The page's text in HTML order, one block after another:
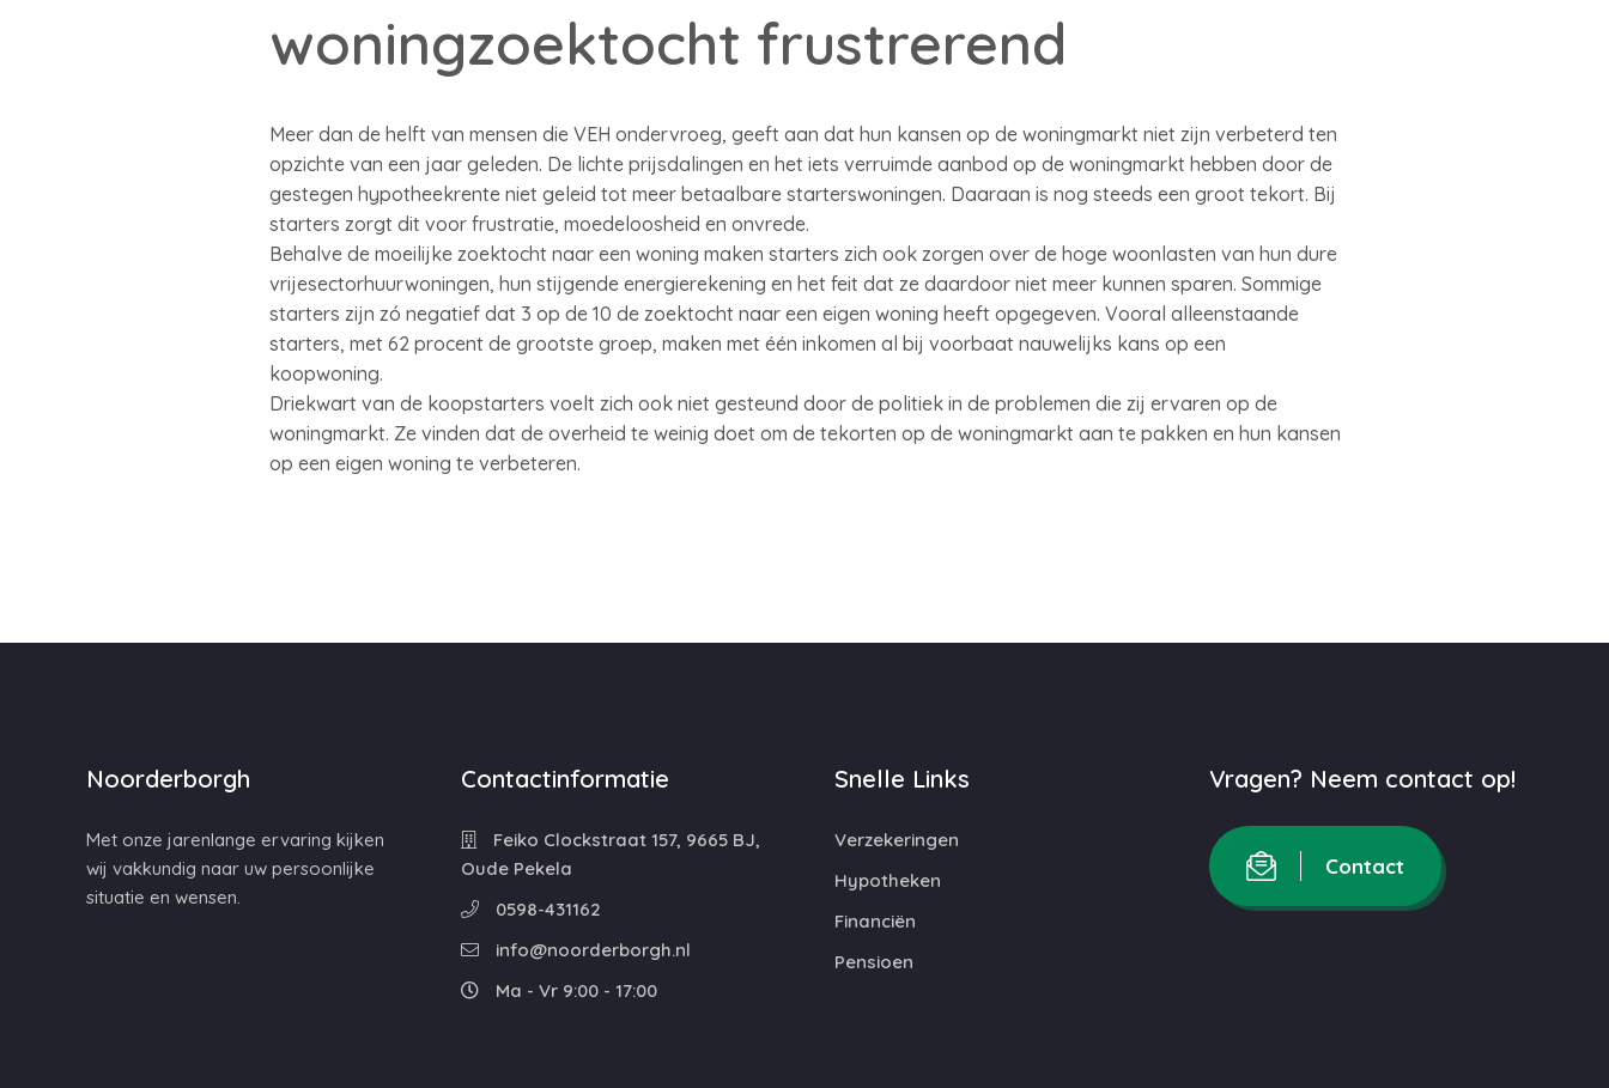
woningzoektocht frustrerend
Meer dan de helft van mensen die VEH ondervroeg, geeft aan dat hun kansen op de woningmarkt niet zijn verbeterd ten
opzichte van een jaar geleden. De lichte prijsdalingen en het iets verruimde aanbod op de woningmarkt hebben door de
gestegen hypotheekrente niet geleid tot meer betaalbare starterswoningen. Daaraan is nog steeds een groot tekort. Bij
starters zorgt dit voor frustratie, moedeloosheid en onvrede.
Behalve de moeilijke zoektocht naar een woning maken starters zich ook zorgen over de hoge woonlasten van hun dure
vrijesectorhuurwoningen, hun stijgende energierekening en het feit dat ze daardoor niet meer kunnen sparen. Sommige
starters zijn zó negatief dat 3 op de 10 de zoektocht naar een eigen woning heeft opgegeven. Vooral alleenstaande
starters, met 62 procent de grootste groep, maken met één inkomen al bij voorbaat nauwelijks kans op een
koopwoning.
Driekwart van de koopstarters voelt zich ook niet gesteund door de politiek in de problemen die zij ervaren op de
woningmarkt. Ze vinden dat de overheid te weinig doet om de tekorten op de woningmarkt aan te pakken en hun kansen
op een eigen woning te verbeteren.
Noorderborgh
Met onze jarenlange ervaring kijken
wij vakkundig naar uw persoonlijke
situatie en wensen.
Contactinformatie
Feiko Clockstraat 157, 9665 BJ,
Oude Pekela
0598-431162
info@noorderborgh.nl
Ma - Vr 9:00 - 17:00
Snelle Links
Verzekeringen
Hypotheken
Financiën
Pensioen
Vragen? Neem contact op!
Contact